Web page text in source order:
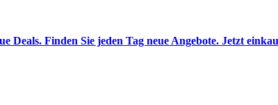
Deals. Finden Sie jeden Tag neue Angebote. Jetzt